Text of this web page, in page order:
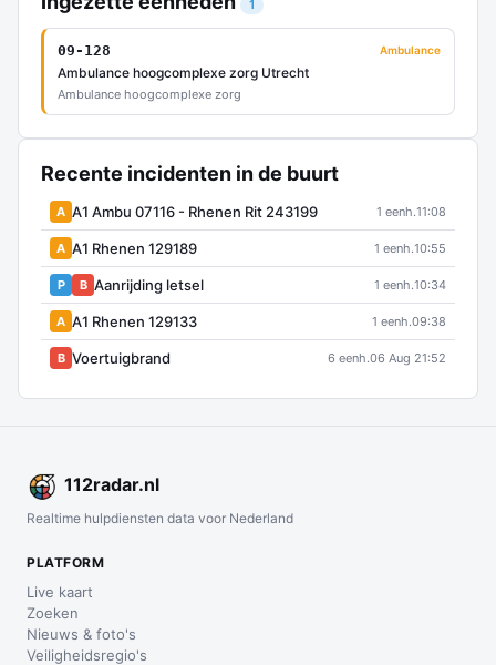
1
09-128 Ambulance
Ambulance hoogcomplexe zorg Utrecht
Ambulance hoogcomplexe zorg
Recente incidenten in de buurt
A A1 Ambu 07116 - Rhenen Rit 243199 1 eenh.11:08
A A1 Rhenen 129189 1 eenh.10:55
P B Aanrijding letsel 1 eenh.10:34
A A1 Rhenen 129133 1 eenh.09:38
B Voertuigbrand 6 eenh.06 Aug 21:52
112radar.nl
Realtime hulpdiensten data voor Nederland
PLATFORM
Live kaart
Zoeken
Nieuws & foto's
Veiligheidsregio's